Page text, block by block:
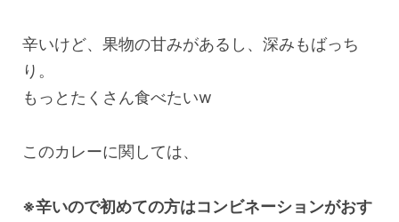
辛いけど、果物の甘みがあるし、深みもばっち
り。
もっとたくさん食べたいw
このカレーに関しては、
※辛いので初めての方はコンビネーションがおす